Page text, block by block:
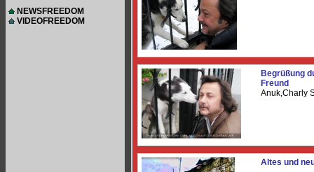
NEWSFREEDOM
VIDEOFREEDOM
Begrüßung
Freund
Anuk,Charly
Altes und